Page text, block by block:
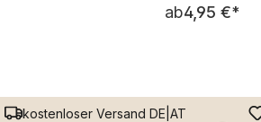
ab4,95 €*
kostenloser Versand DE|AT